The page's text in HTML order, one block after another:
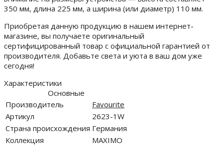
350 мм, длина 225 мм, а ширина (или диаметр) 110 мм.
Приобретая данную продукцию в нашем интернет-
магазине, вы получаете оригинальный
сертифицированный товар с официальной гарантией от
производителя. Добавьте света и уюта в ваш дом уже
сегодня!
Характеристики
Основные
Производитель
Favourite
Артикул
2623-1W
Страна происхождения Германия
Коллекция
MAXIMO